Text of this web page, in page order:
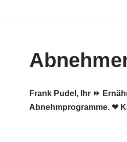
springen
Frank Pudel, Ihr ⏩
Abnehmprogramme. ❤